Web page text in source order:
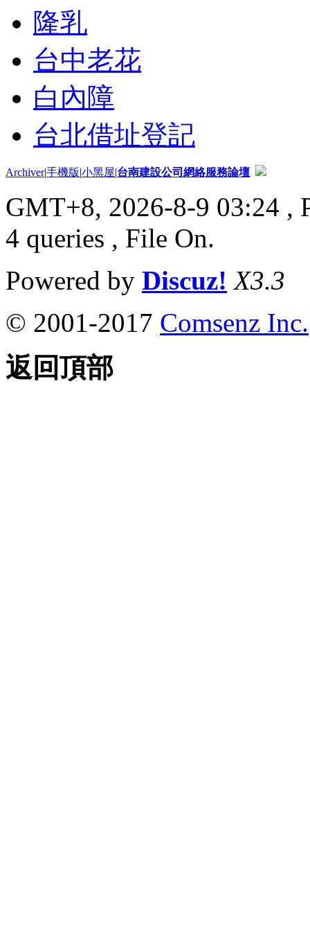
隆乳
台中老花
白內障
台北借址登記
Archiver|手機版|小黑屋|台南建設公司網絡服務論壇
GMT+8, 2026-8-9 03:24 ,
4 queries , File On.
Powered by Discuz! X3.3
© 2001-2017 Comsenz Inc.
返回頂部